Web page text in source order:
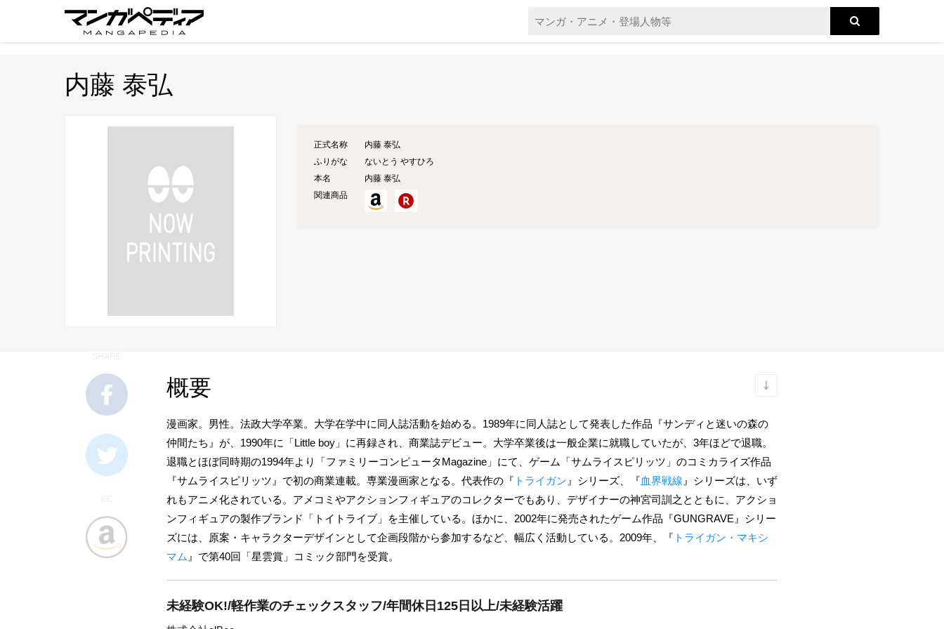
内藤 泰弘
正式名称
内藤 泰弘
ふりがな
ないとう やすひろ
本名
内藤 泰弘
関連商品
概要
漫画家。男性。法政大学卒業。大学在学中に同人誌活動を始める。1989年に同人誌として発表した作品『サンディと迷いの森の
仲間たち』が、1990年に「Little boy」に再録され、商業誌デビュー。大学卒業後は一般企業に就職していたが、3年ほどで退職。
退職とほぼ同時期の1994年より「ファミリーコンピュータMagazine」にて、ゲーム「サムライスピリッツ」のコミカライズ作品
『サムライスピリッツ 』で初の商業連載。専業漫画家となる。代表作の『 トライガン 』シリーズ、『血界戦線 』シリーズは、いず
れもアニメ化されている。アメコミやアクションフィギュアのコレクターでもあり、デザイナーの神宮司訓之とともに、アクショ
ンフィギュアの製作ブランド「トイトライブ」を主催している。ほかに、2002年に発売されたゲーム作品『GUNGRAVE』シリー
ズには、原案・キャラクターデザインとして企画段階から参加するなど、幅広く活動している。2009年、『 トライガン・マキシ
マム 』で第40回「星雲賞」コミック部門を受賞。
未経験OK!/軽作業のチェックスタッフ/年間休日125日以上/未経験活躍